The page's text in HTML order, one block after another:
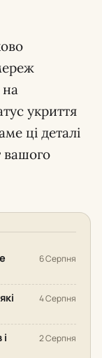
на
укриття
ці деталі
вашого
6 Серпня
4 Серпня
2 Серпня